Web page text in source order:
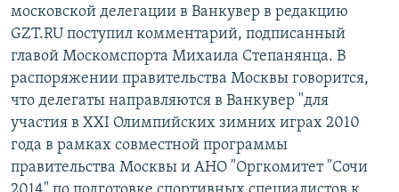
московской делегации в Ванкувер в редакцию
GZT.RU поступил комментарий, подписанный
главой Москомспорта Михаила Степанянца. В
распоряжении правительства Москвы говорится,
что делегаты направляются в Ванкувер "для
участия в XXI Олимпийских зимних играх 2010
года в рамках совместной программы
правительства Москвы и АНО "Оргкомитет "Сочи